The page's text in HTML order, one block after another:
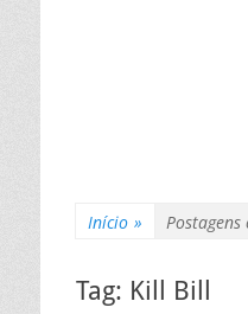
Início »
Tag: Kill Bill